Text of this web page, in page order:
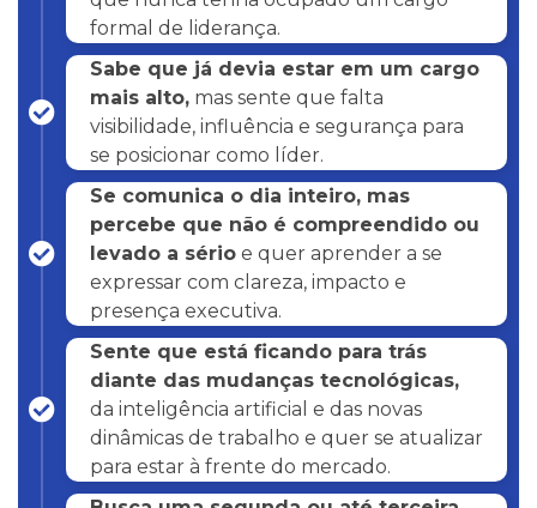
formal de liderança.
Sabe que já devia estar em um cargo
mais alto, mas sente que falta
visibilidade, influência e segurança para
se posicionar como líder.
Se comunica o dia inteiro, mas
percebe que não é compreendido ou
levado a sério e quer aprender a se
expressar com clareza, impacto e
presença executiva.
Sente que está ficando para trás
diante das mudanças tecnológicas,
da inteligência artificial e das novas
dinâmicas de trabalho e quer se atualizar
para estar à frente do mercado.